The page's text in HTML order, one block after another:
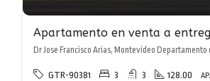
GTR-90381 3 3 128.00